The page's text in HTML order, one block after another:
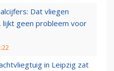
Dat vliegen
geen probleem voor
in Leipzig zat